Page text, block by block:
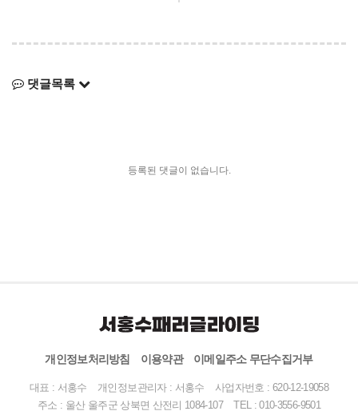
댓글목록
등록된 댓글이 없습니다.
개인정보처리방침 이용약관 이메일주소 무단수집거부
대표 : 서홍수 개인정보관리자 : 서홍수
사업자번호 : 620-12-19058
주소 : 울산 울주군 상북면 산전리 1084-107
TEL :010-3556-9501